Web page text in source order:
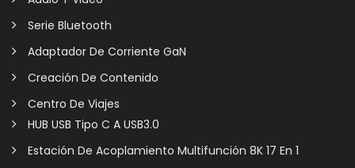
Serie Bluetooth
Adaptador De Corriente GaN
Creación De Contenido
Centro De Viajes
HUB USB Tipo C A USB3.0
Estación De Acoplamiento Multifunción 8K 17 En 1